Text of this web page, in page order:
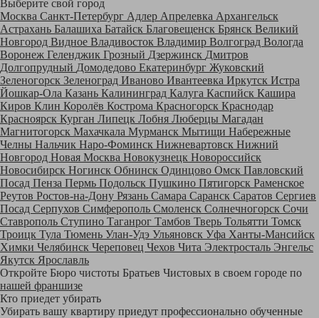
Выберите свой город
Москва Санкт-Петербург Адлер Апрелевка Архангельск
Астрахань Балашиха Батайск Благовещенск Брянск Великий
Новгород Видное Владивосток Владимир Волгоград Вологда
Воронеж Геленджик Грозный Дзержинск Дмитров
Долгопрудный Домодедово Екатеринбург Жуковский
Зеленогорск Зеленоград Иваново Ивантеевка Иркутск Истра
Йошкар-Ола Казань Калининград Калуга Каспийск Кашира
Киров Клин Королёв Кострома Красногорск Краснодар
Красноярск Курган Липецк Лобня Люберцы Магадан
Магнитогорск Махачкала Мурманск Мытищи Набережные
Челны Нальчик Наро-Фоминск Нижневартовск Нижний
Новгород Новая Москва Новокузнецк Новороссийск
Новосибирск Ногинск Обнинск Одинцово Омск Павловский
Посад Пенза Пермь Подольск Пушкино Пятигорск Раменское
Реутов Ростов-на-Дону Рязань Самара Саранск Саратов Сергиев
Посад Серпухов Симферополь Смоленск Солнечногорск Сочи
Ставрополь Ступино Таганрог Тамбов Тверь Тольятти Томск
Троицк Тула Тюмень Улан-Удэ Ульяновск Уфа Ханты-Мансийск
Химки Челябинск Череповец Чехов Чита Электросталь Энгельс
Якутск Ярославль
Откройте Бюро чистоты Братьев Чистовых в своем городе по
нашей франшизе
Кто приедет убирать
Убирать вашу квартиру приедут профессионально обученные